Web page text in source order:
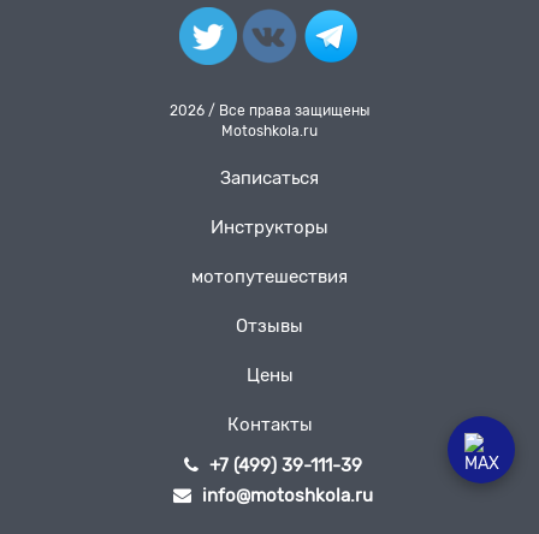
2026 / Все права защищены
Motoshkola.ru
Записаться
Инструкторы
мотопутешествия
Отзывы
Цены
Контакты
+7 (499) 39-111-39
info@motoshkola.ru